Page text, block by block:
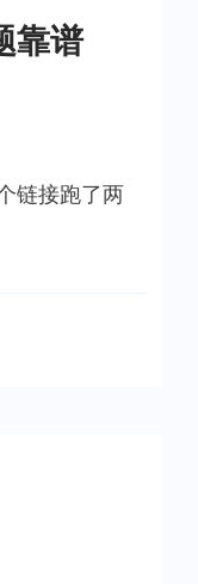
靠谱
链接跑了两